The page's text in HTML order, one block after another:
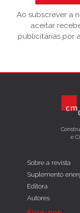
Ao subscrever a
aceitar
publicitárias por
e
Sobre a revista
Suplemento
Editora
Autores